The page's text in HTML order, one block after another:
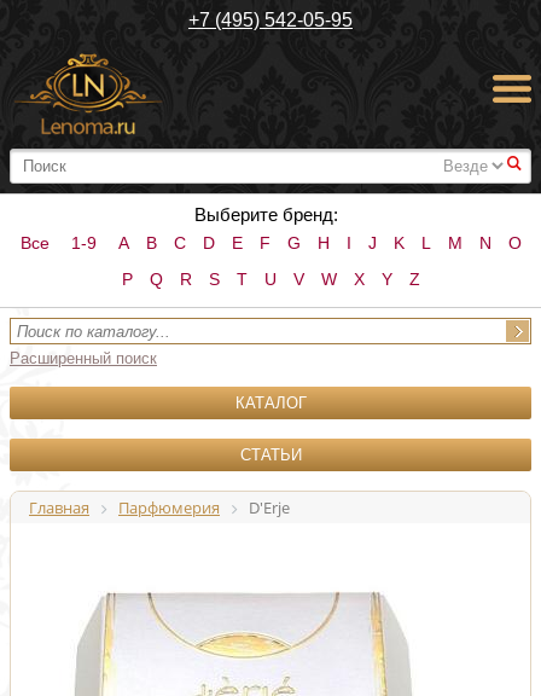
+7 (495) 542-05-95
#
Выберите бренд:
Все 1-9 A B C D E F G H I J K L M N
O
P
Q R S T U V W X Y Z
Расширенный поиск
КАТАЛОГ
СТАТЬИ
Главная Парфюмерия D'Erje